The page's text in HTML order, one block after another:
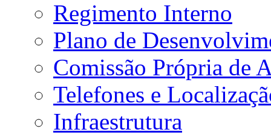
Regimento Interno
Plano de
Comissão Própria de
Telefones e
Infraestrutura